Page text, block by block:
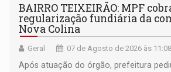
BAIRRO TEIXEIRÃO: MPF
regularização fundiária da
Nova Colina
Geral 07 de Agosto de 2026 às 11:08
Após atuação do órgão, prefeitura